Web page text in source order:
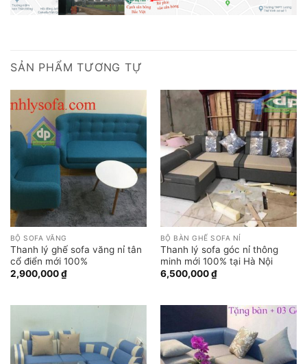
SẢN PHẨM TƯƠNG TỰ
BỘ SOFA VĂNG
Thanh lý ghế sofa văng nỉ tân
cổ điển mới 100%
2,900,000₫
BỘ BÀN GHẾ SOFA NỈ
Thanh lý sofa góc nỉ thông
minh mới 100% tại Hà Nội
6,500,000₫